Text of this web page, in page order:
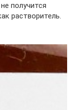
получится
растворитель.